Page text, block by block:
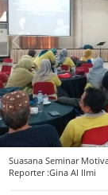
Suasana Seminar
Reporter :Gina Al Ilmi